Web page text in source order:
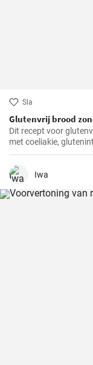
Sla
Glutenvrij brood
Dit recept voor
met coeliakie,
naar een gezonder
Iwa